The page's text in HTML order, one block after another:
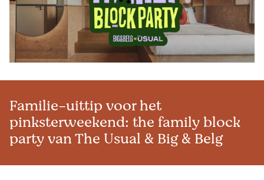
Familie-uittip voor het
pinksterweekend: the family block
party van The Usual & Big & Belg